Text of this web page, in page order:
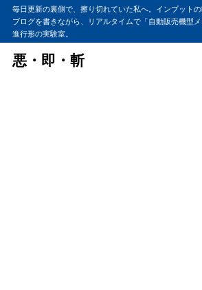
毎日更新の裏側で、擦り切れていた私へ。インプット
ブログを書きながら、リアルタイムで「自動販売機型
進行形の実験室。
悪・即・斬